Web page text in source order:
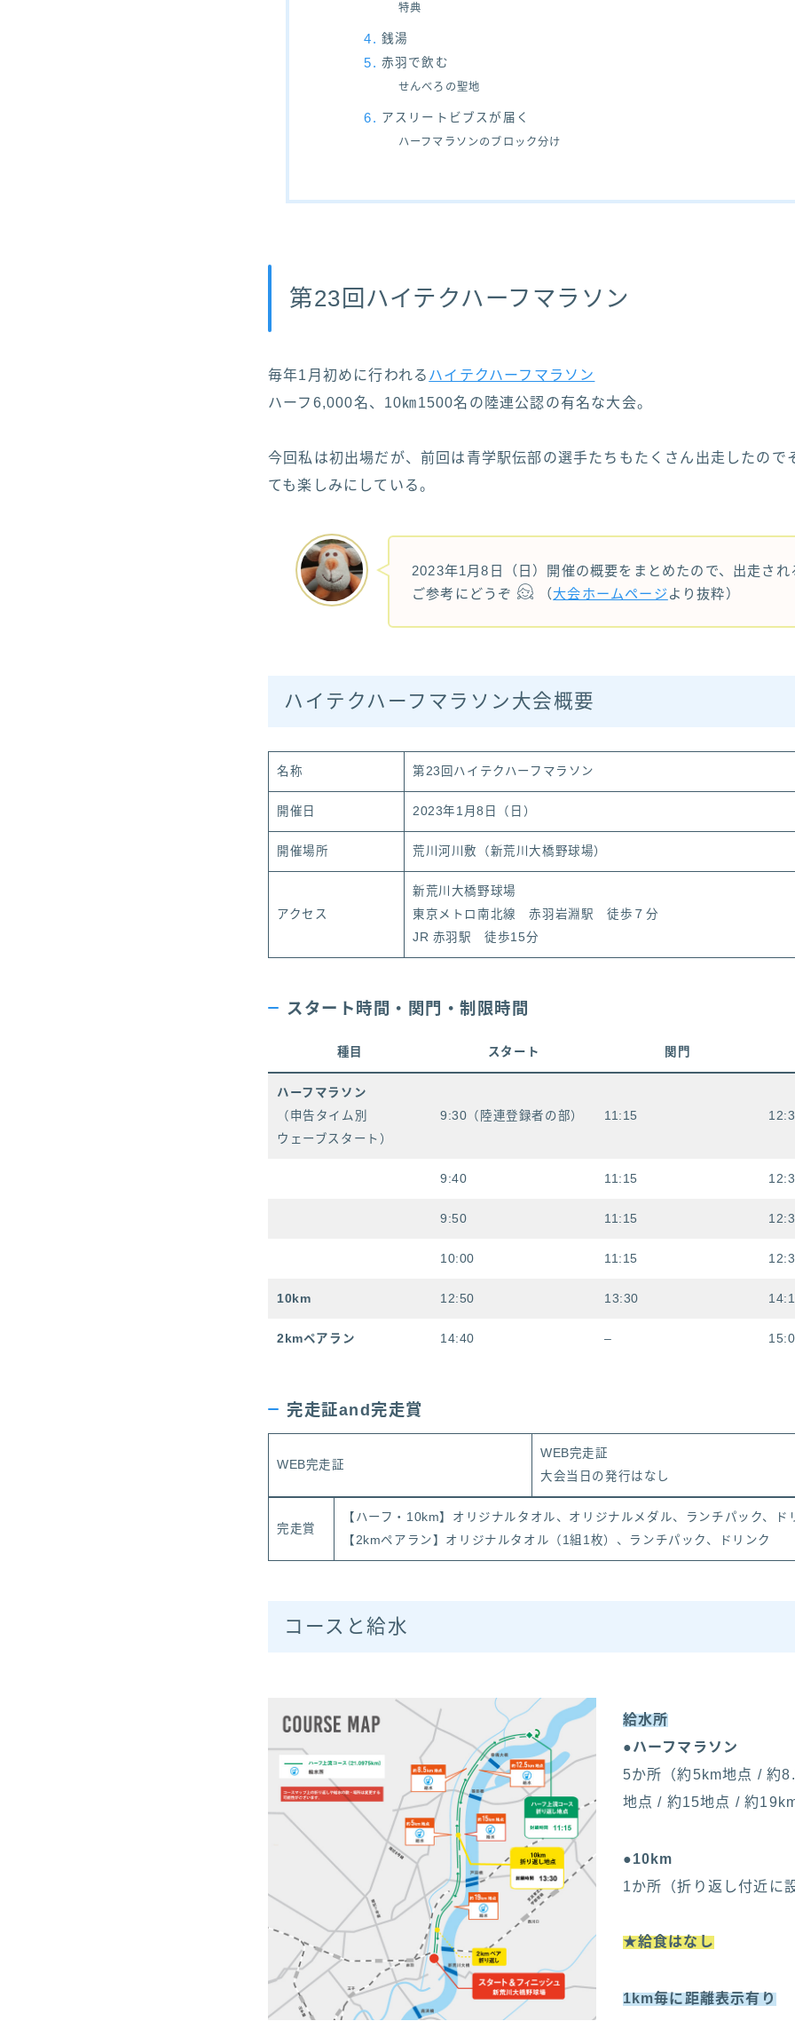
特典
銭湯
赤羽で飲む
せんべろの聖地
アスリートビブスが届く
ハーフマラソンのブロック分け
第23回ハイテクハーフマラソン
毎年1月初めに行われる ハイテクハーフマラソン
ハーフ6,000名、10㎞1500名の陸連公認の有名な大会。
今回私は初出場だが、前回は青学駅伝部の選手たちもたくさん出走したので
ても楽しみにしている。
2023年1月8日（日）開催の概要をまとめたので、出走され
ご参考にどうぞ
（大会ホームページ より抜粋）
ハイテクハーフマラソン大会概要
名称 第23回ハイテクハーフマラソン
開催日 2023年1月8日（日）
開催場所 荒川河川敷（新荒川大橋野球場）
アクセス
新荒川大橋野球場
東京メトロ南北線 赤羽岩淵駅 徒歩７分
JR 赤羽駅 徒歩15分
スタート時間・関門・制限時間
種目 スタート 関門
ハーフマラソン
（申告タイム別
ウェーブスタート）
9:30（陸連登録者の部） 11:15
9:40 11:15
9:50 11:15
10:00 11:15
10km 12:50 13:30
2kmペアラン 14:40 –
完走証and完走賞
WEB完走証
WEB完走証
大会当日の発行はなし
完走賞
【ハーフ・10km】オリジナルタオル、オリジナルメダル、ランチパック、ド
【2kmペアラン】オリジナルタオル（1組1枚）、ランチパック、ドリンク
コースと給水
給水所
●ハーフマラソン
5か所（約5km地点 / 約
地点 / 約15地点 / 約
●10km
1か所（折り返し付近に
★給食はなし
1km毎に距離表示有り